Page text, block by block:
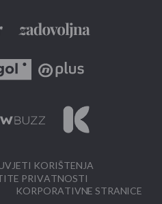
KORIŠTENJA
PRIVATNOSTI
KORPORATIVNE STRANICE